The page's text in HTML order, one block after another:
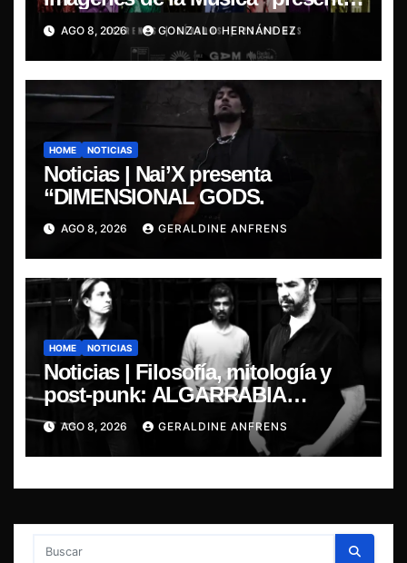
la esencia del nuevo sonido
nacional
AGO 8, 2026 GONZALO HERNÁNDEZ
HOME NOTICIAS
Noticias | Nai’X presenta
“DIMENSIONAL GODS.
AGO 8, 2026 GERALDINE ANFRENS
HOME NOTICIAS
Noticias | Filosofía, mitología y
post-punk: ALGARRABIA
presenta “Cantos de Sirena”
AGO 8, 2026 GERALDINE ANFRENS